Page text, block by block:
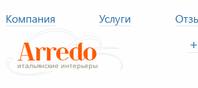
Компания Услуги